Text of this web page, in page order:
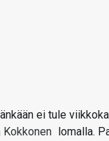
ei tule
Kokkonen
lomalla.